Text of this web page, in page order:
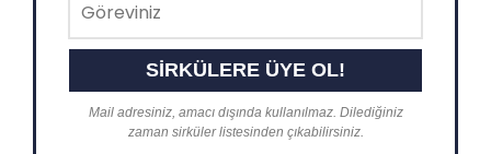
Mail adresiniz, amacı dışında kullanılmaz. Dilediğiniz
zaman sirküler listesinden çıkabilirsiniz.